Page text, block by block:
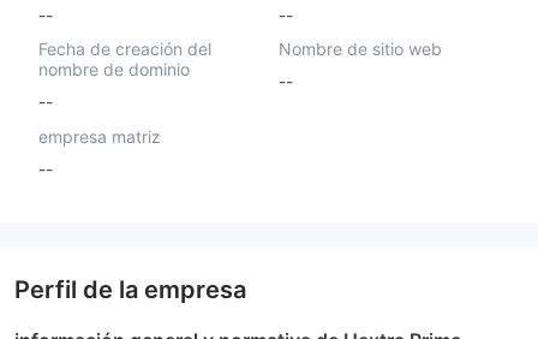
--
--
Fecha de creación del
nombre de dominio
--
Nombre de sitio web
--
empresa matriz
--
Perfil de la empresa